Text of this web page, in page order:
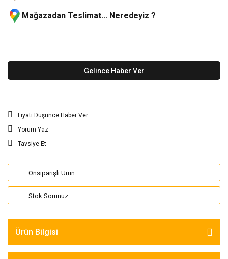
Mağazadan Teslimat... Neredeyiz ?
Gelince Haber Ver
Fiyatı Düşünce Haber Ver
Yorum Yaz
Tavsiye Et
Önsiparişli Ürün
Stok Sorunuz...
Ürün Bilgisi